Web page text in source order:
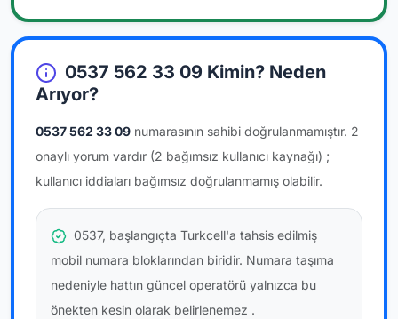
0537 562 33 09 Kimin? Neden
Arıyor?
0537 562 33 09 numarasının sahibi doğrulanmamıştır. 2
onaylı yorum vardır (2 bağımsız kullanıcı kaynağı) ;
kullanıcı iddiaları bağımsız doğrulanmamış olabilir.
0537, başlangıçta Turkcell'a tahsis edilmiş
mobil numara bloklarından biridir. Numara taşıma
nedeniyle hattın güncel operatörü yalnızca bu
önekten kesin olarak belirlenemez .